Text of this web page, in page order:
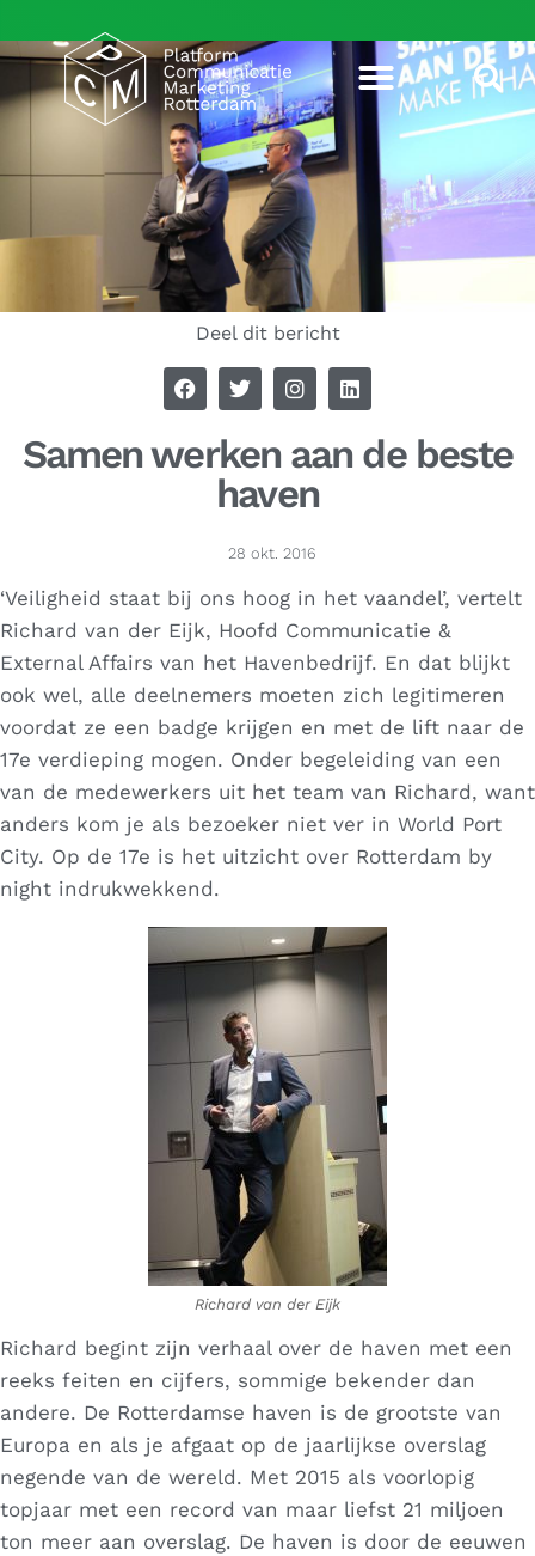
Deel dit bericht
Samen werken aan de beste
haven
28 okt. 2016
‘Veiligheid staat bij ons hoog in het vaandel’, vertelt
Richard van der Eijk, Hoofd Communicatie &
External Affairs van het Havenbedrijf. En dat blijkt
ook wel, alle deelnemers moeten zich legitimeren
voordat ze een badge krijgen en met de lift naar de
17e verdieping mogen. Onder begeleiding van een
van de medewerkers uit het team van Richard, want
anders kom je als bezoeker niet ver in World Port
City. Op de 17e is het uitzicht over Rotterdam by
night indrukwekkend.
Richard van der Eijk
Richard begint zijn verhaal over de haven met een
reeks feiten en cijfers, sommige bekender dan
andere. De Rotterdamse haven is de grootste van
Europa en als je afgaat op de jaarlijkse overslag
negende van de wereld. Met 2015 als voorlopig
topjaar met een record van maar liefst 21 miljoen
ton meer aan overslag. De haven is door de eeuwen